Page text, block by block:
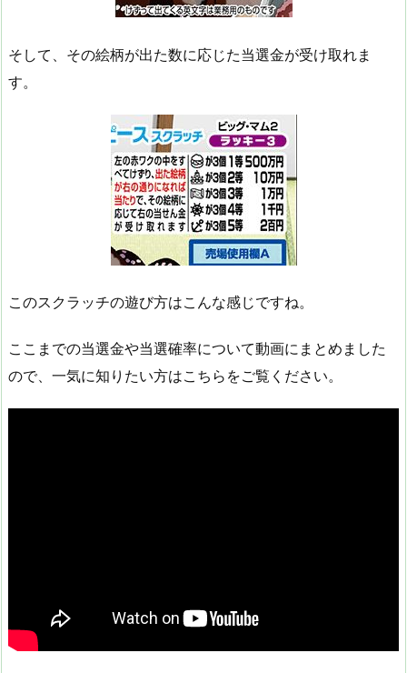
そして、その絵柄が出た数に応じた当選金が受け取れま
す。
このスクラッチの遊び方はこんな感じですね。
ここまでの当選金や当選確率について動画にまとめました
ので、一気に知りたい方はこちらをご覧ください。